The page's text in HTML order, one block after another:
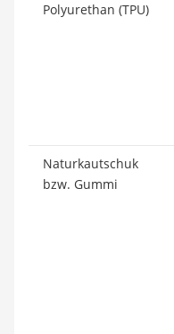
Polyurethan (TPU)
Naturkautschuk
bzw. Gummi